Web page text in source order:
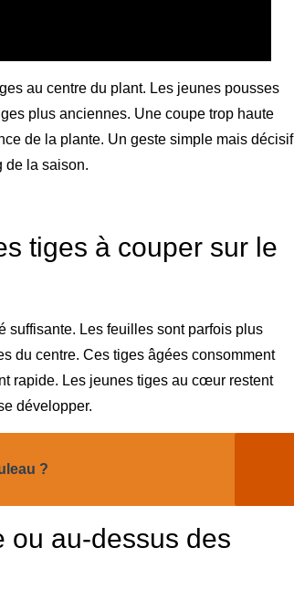
au centre du plant. Les jeunes pousses
plus anciennes. Une coupe trop haute
de la plante. Un geste simple mais décisif
de la saison.
tiges à couper sur le
suffisante. Les feuilles sont parfois plus
du centre. Ces tiges âgées consomment
rapide. Les jeunes tiges au cœur restent
développer.
?
ou au-dessus des